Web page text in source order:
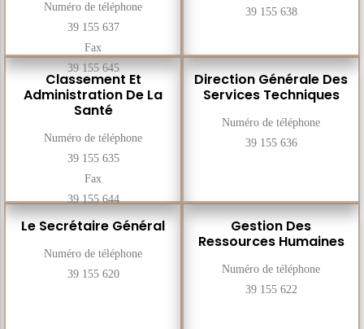
39 155 638
Numéro de téléphone
39 155 637
Fax
39 155 645
Direction Générale Des
Services Techniques
Numéro de téléphone
39 155 636
Classement Et
Administration De La
Santé
Numéro de téléphone
39 155 635
Fax
39 155 644
Gestion Des
Ressources Humaines
Numéro de téléphone
39 155 622
Le Secrétaire Général
Numéro de téléphone
39 155 620